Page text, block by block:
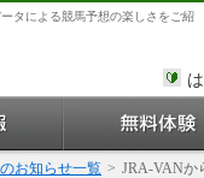
タによる競馬予想の楽しさをご紹
お知らせ一覧 > JRA-VANか